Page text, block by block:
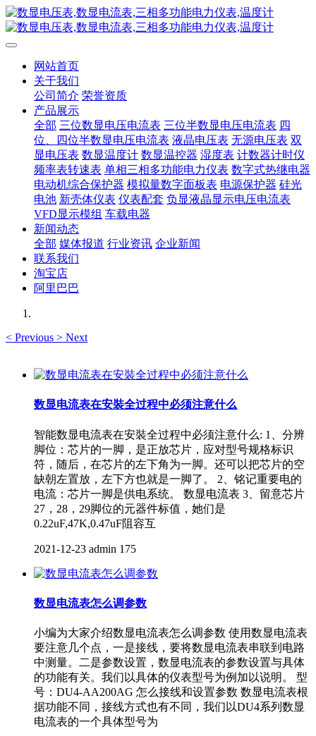
网站首页
关于我们
公司简介 荣誉资质
产品展示
全部 三位数显电压电流表 三位半数显电压电流表 四
位、四位半数显电压电流表 液晶电压表 无源电压表 双
显电压表 数显温度计 数显温控器 湿度表 计数器计时仪
频率表转速表 单相三相多功能电力仪表 数字式热继电器
电动机综合保护器 模拟量数字面板表 电源保护器 硅光
电池 新壳体仪表 仪表配套 负显液晶显示电压电流表
VFD显示模组 车载电器
新闻动态
全部 媒体报道 行业资讯 企业新闻
联系我们
淘宝店
阿里巴巴
< Previous > Next
数显电流表在安裝全过程中必须注意什么
智能数显电流表在安裝全过程中必须注意什么: 1、分辨
脚位：芯片的一脚，是正放芯片，应对型号规格标识
符，随后，在芯片的左下角为一脚。还可以把芯片的空
缺朝左置放，左下方也就是一脚了。 2、铭记重要电的
电流：芯片一脚是供电系统。 数显电流表 3、留意芯片
27，28，29脚位的元器件标值，她们是
0.22uF,47K,0.47uF阻容互
2021-12-23 admin 175
数显电流表怎么调参数
小编为大家介绍数显电流表怎么调参数 使用数显电流表
要注意几个点，一是接线，要将数显电流表串联到电路
中测量。二是参数设置，数显电流表的参数设置与具体
的功能有关。我们以具体的仪表型号为例加以说明。 型
号：DU4-AA200AG 怎么接线和设置参数 数显电流表根
据功能不同，接线方式也有不同，我们以DU4系列数显
电流表的一个具体型号为